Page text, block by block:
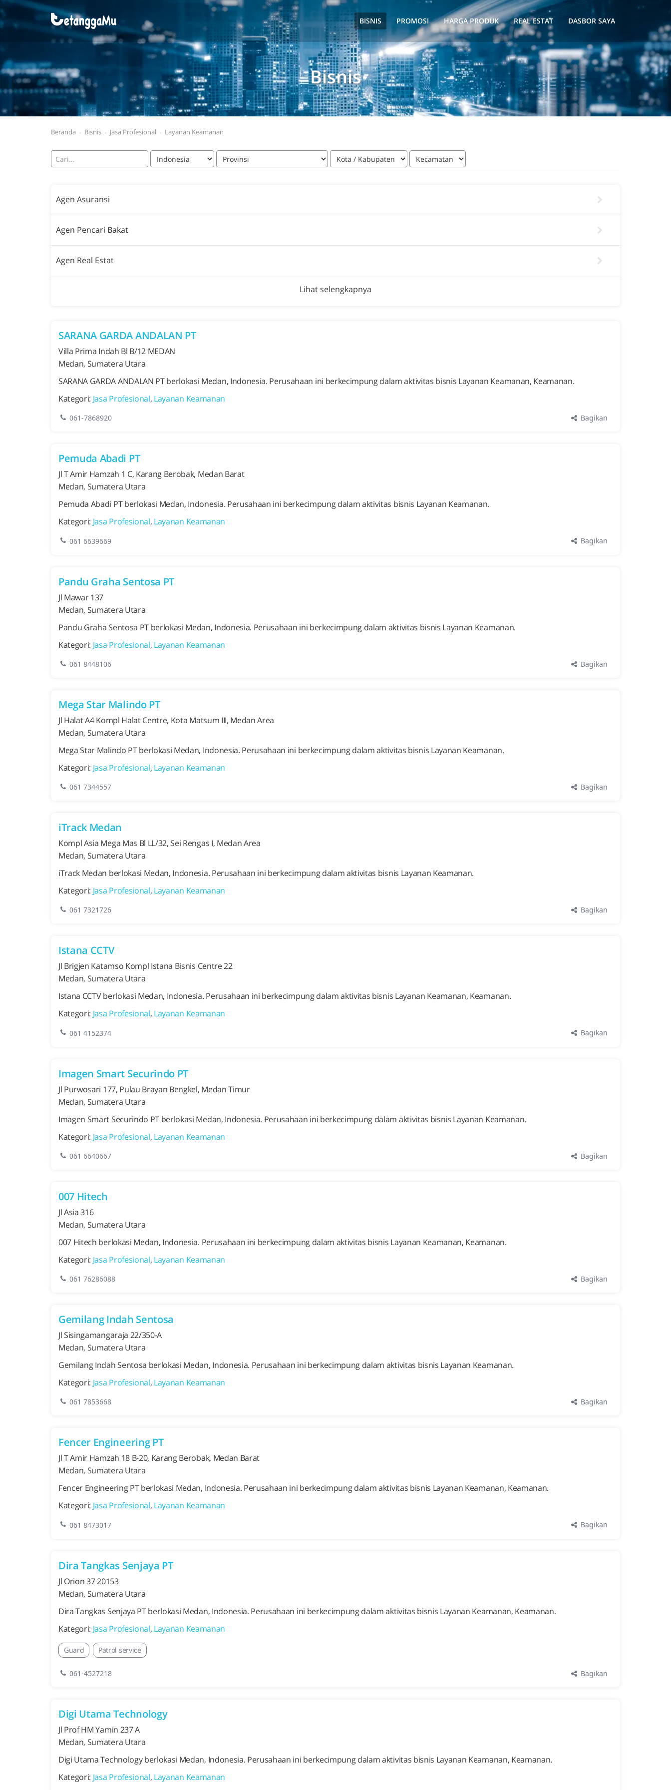
BISNIS PROMOSI HARGA PRODUK REAL ESTAT DASBOR SAYA
Bisnis
Beranda Bisnis Jasa Profesional Layanan Keamanan
Agen Asuransi
Agen Pencari Bakat
Agen Real Estat
Lihat selengkapnya
SARANA GARDA ANDALAN PT
Villa Prima Indah Bl B/12 MEDAN
Medan, Sumatera Utara
SARANA GARDA ANDALAN PT berlokasi Medan, Indonesia. Perusahaan ini berkecimpung dalam aktivitas bisnis Layanan Keamanan, Keamanan.
Kategori: Jasa Profesional, Layanan Keamanan
061-7868920 Bagikan
Pemuda Abadi PT
Jl T Amir Hamzah 1 C, Karang Berobak, Medan Barat
Medan, Sumatera Utara
Pemuda Abadi PT berlokasi Medan, Indonesia. Perusahaan ini berkecimpung dalam aktivitas bisnis Layanan Keamanan.
Kategori: Jasa Profesional, Layanan Keamanan
061 6639669 Bagikan
Pandu Graha Sentosa PT
Jl Mawar 137
Medan, Sumatera Utara
Pandu Graha Sentosa PT berlokasi Medan, Indonesia. Perusahaan ini berkecimpung dalam aktivitas bisnis Layanan Keamanan.
Kategori: Jasa Profesional, Layanan Keamanan
061 8448106 Bagikan
Mega Star Malindo PT
Jl Halat A4 Kompl Halat Centre, Kota Matsum III, Medan Area
Medan, Sumatera Utara
Mega Star Malindo PT berlokasi Medan, Indonesia. Perusahaan ini berkecimpung dalam aktivitas bisnis Layanan Keamanan.
Kategori: Jasa Profesional, Layanan Keamanan
061 7344557 Bagikan
iTrack Medan
Kompl Asia Mega Mas Bl LL/32, Sei Rengas I, Medan Area
Medan, Sumatera Utara
iTrack Medan berlokasi Medan, Indonesia. Perusahaan ini berkecimpung dalam aktivitas bisnis Layanan Keamanan.
Kategori: Jasa Profesional, Layanan Keamanan
061 7321726 Bagikan
Istana CCTV
Jl Brigjen Katamso Kompl Istana Bisnis Centre 22
Medan, Sumatera Utara
Istana CCTV berlokasi Medan, Indonesia. Perusahaan ini berkecimpung dalam aktivitas bisnis Layanan Keamanan, Keamanan.
Kategori: Jasa Profesional, Layanan Keamanan
061 4152374 Bagikan
Imagen Smart Securindo PT
Jl Purwosari 177, Pulau Brayan Bengkel, Medan Timur
Medan, Sumatera Utara
Imagen Smart Securindo PT berlokasi Medan, Indonesia. Perusahaan ini berkecimpung dalam aktivitas bisnis Layanan Keamanan.
Kategori: Jasa Profesional, Layanan Keamanan
061 6640667 Bagikan
007 Hitech
Jl Asia 316
Medan, Sumatera Utara
007 Hitech berlokasi Medan, Indonesia. Perusahaan ini berkecimpung dalam aktivitas bisnis Layanan Keamanan, Keamanan.
Kategori: Jasa Profesional, Layanan Keamanan
061 76286088 Bagikan
Gemilang Indah Sentosa
Jl Sisingamangaraja 22/350-A
Medan, Sumatera Utara
Gemilang Indah Sentosa berlokasi Medan, Indonesia. Perusahaan ini berkecimpung dalam aktivitas bisnis Layanan Keamanan.
Kategori: Jasa Profesional, Layanan Keamanan
061 7853668 Bagikan
Fencer Engineering PT
Jl T Amir Hamzah 18 B-20, Karang Berobak, Medan Barat
Medan, Sumatera Utara
Fencer Engineering PT berlokasi Medan, Indonesia. Perusahaan ini berkecimpung dalam aktivitas bisnis Layanan Keamanan, Keamanan.
Kategori: Jasa Profesional, Layanan Keamanan
061 8473017 Bagikan
Dira Tangkas Senjaya PT
Jl Orion 37 20153
Medan, Sumatera Utara
Dira Tangkas Senjaya PT berlokasi Medan, Indonesia. Perusahaan ini berkecimpung dalam aktivitas bisnis Layanan Keamanan, Keamanan.
Kategori: Jasa Profesional, Layanan Keamanan
Guard Patrol service
061-4527218 Bagikan
Digi Utama Technology
Jl Prof HM Yamin 237 A
Medan, Sumatera Utara
Digi Utama Technology berlokasi Medan, Indonesia. Perusahaan ini berkecimpung dalam aktivitas bisnis Layanan Keamanan, Keamanan.
Kategori: Jasa Profesional, Layanan Keamanan